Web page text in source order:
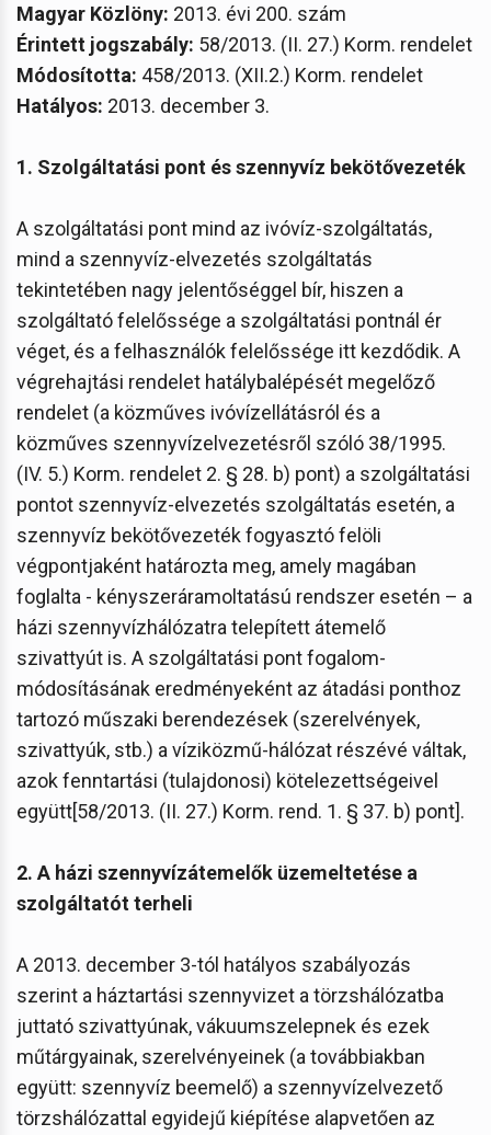
Magyar Közlöny: 2013. évi 200. szám
Érintett jogszabály: 58/2013. (II. 27.) Korm. rendelet
Módosította: 458/2013. (XII.2.) Korm. rendelet
Hatályos: 2013. december 3.
1. Szolgáltatási pont és szennyvíz bekötővezeték
A szolgáltatási pont mind az ivóvíz-szolgáltatás,
mind a szennyvíz-elvezetés szolgáltatás
tekintetében nagy jelentőséggel bír, hiszen a
szolgáltató felelőssége a szolgáltatási pontnál ér
véget, és a felhasználók felelőssége itt kezdődik. A
végrehajtási rendelet hatálybalépését megelőző
rendelet (a közműves ivóvízellátásról és a
közműves szennyvízelvezetésről szóló 38/1995.
(IV. 5.) Korm. rendelet 2. § 28. b) pont) a szolgáltatási
pontot szennyvíz-elvezetés szolgáltatás esetén, a
szennyvíz bekötővezeték fogyasztó felöli
végpontjaként határozta meg, amely magában
foglalta - kényszeráramoltatású rendszer esetén – a
házi szennyvízhálózatra telepített átemelő
szivattyút is. A szolgáltatási pont fogalom-
módosításának eredményeként az átadási ponthoz
tartozó műszaki berendezések (szerelvények,
szivattyúk, stb.) a víziközmű-hálózat részévé váltak,
azok fenntartási (tulajdonosi) kötelezettségeivel
együtt[58/2013. (II. 27.) Korm. rend. 1. § 37. b) pont].
2. A házi szennyvízátemelők üzemeltetése a
szolgáltatót terheli
A 2013. december 3-tól hatályos szabályozás
szerint a háztartási szennyvizet a törzshálózatba
juttató szivattyúnak, vákuumszelepnek és ezek
műtárgyainak, szerelvényeinek (a továbbiakban
együtt: szennyvíz beemelő) a szennyvízelvezető
törzshálózattal egyidejű kiépítése alapvetően az